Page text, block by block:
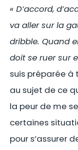
« D’accord,
va aller sur la
dribble. Quand
doit se ruer sur
suis préparée à
au sujet de ce
la peur de me
certaines
pour s’assurer